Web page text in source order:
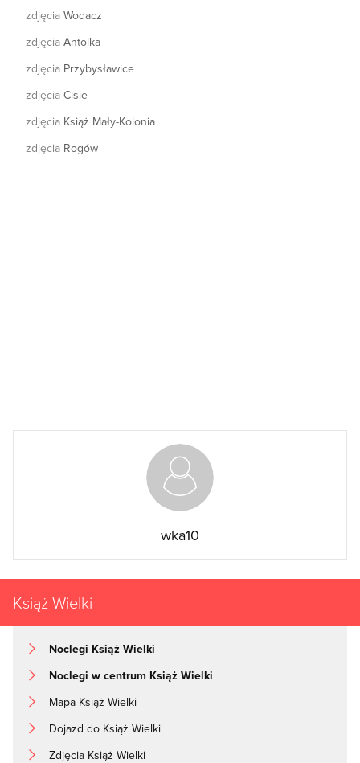
zdjęcia Wodacz
zdjęcia Antolka
zdjęcia Przybysławice
zdjęcia Cisie
zdjęcia Książ Mały-Kolonia
zdjęcia Rogów
wka10
Książ Wielki
Noclegi Książ Wielki
Noclegi w centrum Książ Wielki
Mapa Książ Wielki
Dojazd do Książ Wielki
Zdjęcia Książ Wielki